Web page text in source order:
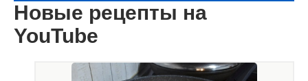
Новые рецепты на
YouTube